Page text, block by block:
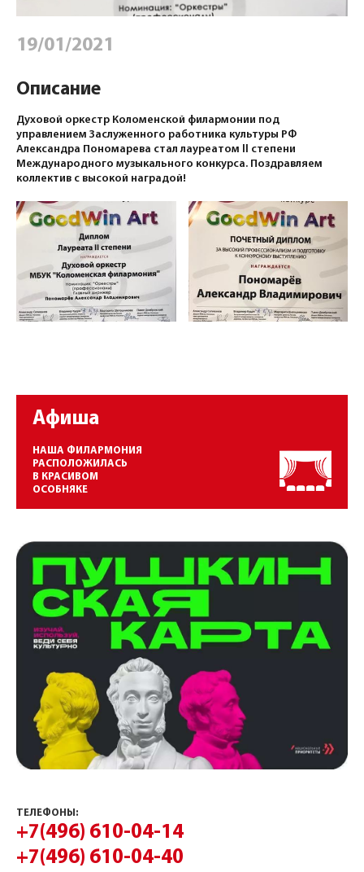
19/01/2021
Описание
Духовой оркестр Коломенской филармонии под
управлением Заслуженного работника культуры РФ
Александра Пономарева стал лауреатом ll степени
Международного музыкального конкурса. Поздравляем
коллектив с высокой наградой!
Афиша
НАША ФИЛАРМОНИЯ
РАСПОЛОЖИЛАСЬ
В КРАСИВОМ
ОСОБНЯКЕ
ТЕЛЕФОНЫ:
+7(496) 610-04-14
+7(496) 610-04-40